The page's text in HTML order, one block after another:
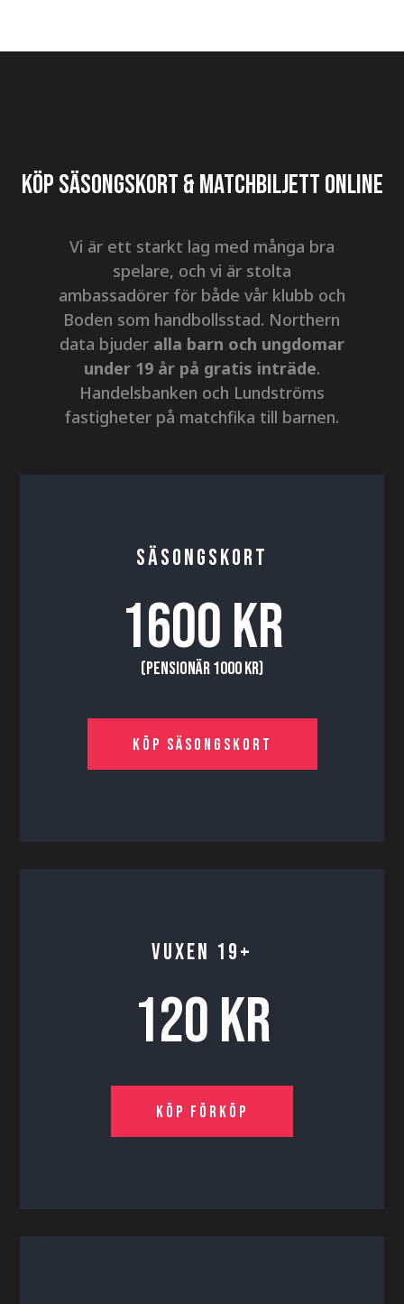
KÖP SÄSONGSKORT & MATCHBILJETT ONLINE
Vi är ett starkt lag med många bra
spelare, och vi är stolta
ambassadörer för både vår klubb och
Boden som handbollsstad. Northern
data bjuder alla barn och ungdomar
under 19 år på gratis inträde.
Handelsbanken och Lundströms
fastigheter på matchfika till barnen.
SÄSONGSKORT
1600 KR
(Pensionär 1000 kr)
Köp säsongskort
VUXEN 19+
120 KR
Köp förköp